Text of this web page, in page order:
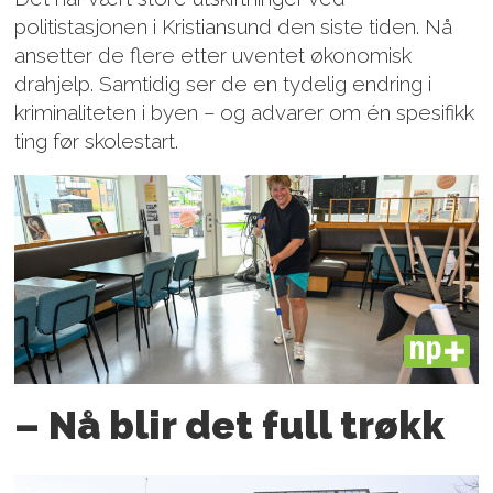
politistasjonen i Kristiansund den siste tiden. Nå
ansetter de flere etter uventet økonomisk
drahjelp. Samtidig ser de en tydelig endring i
kriminaliteten i byen – og advarer om én spesifikk
ting før skolestart.
PLUS
– Nå blir det full trøkk